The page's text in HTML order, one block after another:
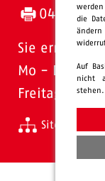
0471 -
Sie erreichen
Mo - Do:
Freitags
Sitemap
werden
die
Auf
nicht
stehen.